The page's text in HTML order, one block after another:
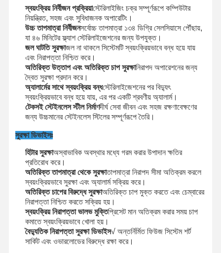
কারখানা পরিদর্শন গুণমান নিয়ন্ত্রণ
যোগাযোগ
অনুভূমিক অটোক্লেভ নির্বীজনকারী
অনুভূমিক অটোক্লেভ মেশিন
টেবিল টপ অটোক্লেভ
পোর্টেবল অটোক্লেভ মেশিন
নিম্ন তাপমাত্রার প্লাজমা স্টেরিলাইজার
স্বয়ংক্রিয় নির্বীজন প্রক্রিয়াস্টেরিলাইজিং চক্র সম্পূর্ণরূপে কম্পিউটার
নিয়ন্ত্রিত, সহজ এবং সুবিধাজনক অপারেটিং।
উচ্চ তাপমাত্রা নির্বীজনসর্বোচ্চ তাপমাত্রা ১৩৪ ডিগ্রি সেলসিয়াসে পৌঁছায়,
যা ৪৬ মিনিটের ফ্ল্যাশ স্টেরিলাইজেশনের জন্য উপযুক্ত।
জল ঘাটতি সুরক্ষাজল না থাকলে সিস্টেমটি স্বয়ংক্রিয়ভাবে বন্ধ হয়ে যায়
এবং নিরাপত্তা নিশ্চিত করে।
অতিরিক্ত উত্তাপ এবং অতিরিক্ত চাপ সুরক্ষানিরাপদ অপারেশনের জন্য
দ্বৈত সুরক্ষা প্রদান করে।
অ্যালার্মের সাথে স্বয়ংক্রিয় বন্ধস্টেরিলাইজেশনের পর বিদ্যুৎ
স্বয়ংক্রিয়ভাবে বন্ধ হয়ে যায়, এর পর একটি শ্রবণীয় অ্যালার্ম।
টেকসই স্টেইনলেস স্টীল নির্মাণদীর্ঘ সেবা জীবন এবং সহজ রক্ষণাবেক্ষণের
জন্য উচ্চমানের স্টেইনলেস স্টিলের সম্পূর্ণরূপে তৈরি।
সুরক্ষা ডিভাইসঃ
হিটার সুরক্ষাঅস্বাভাবিক অবস্থার মধ্যে গরম করার উপাদান ক্ষতির
প্রতিরোধ করে।
অতিরিক্ত তাপমাত্রা থেকে সুরক্ষাতাপমাত্রা নিরাপদ সীমা অতিক্রম করলে
স্বয়ংক্রিয়ভাবে সুরক্ষা এবং অ্যালার্ম সক্রিয় করে।
অতিরিক্ত চাপের বিরুদ্ধে সুরক্ষাঅতিরিক্ত চাপ মুক্ত করতে এবং চেম্বারের
নিরাপত্তা নিশ্চিত করতে সক্রিয় হয়।
স্বয়ংক্রিয় নিরাপত্তা ভালভ মুক্তিপ্রিসেট মান অতিক্রম করার সময় চাপ
কমাতে স্বয়ংক্রিয়ভাবে খোলা হয়।
বৈদ্যুতিক নিরাপত্তা সুরক্ষা ডিভাইস√ অন্তর্নির্মিত ফিউজ সিস্টেম শর্ট
সার্কিট এবং ওভারলোডের বিরুদ্ধে রক্ষা করে।